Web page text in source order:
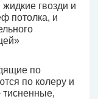
гвозди и
потолка, и
по
по колеру и
тисненные,